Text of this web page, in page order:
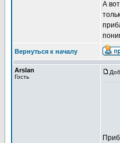
А
Вернуться к началу
Arslan
Гость